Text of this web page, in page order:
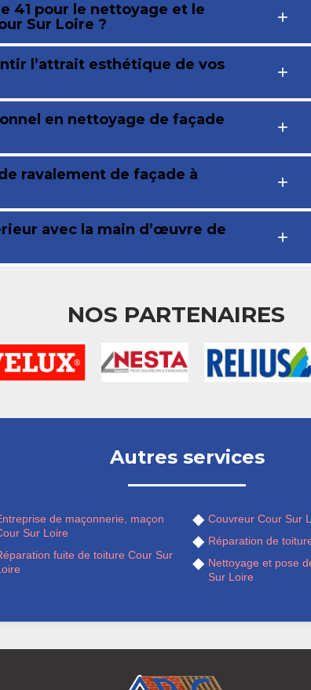
41 pour le nettoyage et le
Sur Loire ?
l’attrait esthétique de vos
en nettoyage de façade
ravalement de façade à
avec la main d’œuvre de
NOS PARTENAIRES
Autres services
de maçonnerie, maçon
Sur Loire
fuite de toiture Cour Sur
Couvreur Cour Sur
Réparation de
Nettoyage et pose
Sur Loire